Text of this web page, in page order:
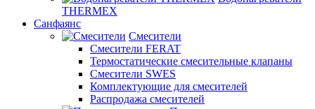
THERMEX
Санфаянс
Смесители
Смесители FERAT
Термостатические смесительные клапаны
Смесители SWES
Комплектующие для смесителей
Распродажа смесителей